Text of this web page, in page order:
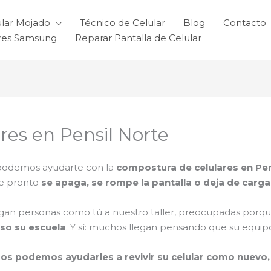
Mojado Técnico de Celular Blog
Contacto
Samsung
Reparar Pantalla de Celular
en Pensil Norte
ayudarte con la compostura de celulares en
pronto se apaga, se rompe la pantalla o deja de
personas como tú a nuestro taller, preocupadas
su escuela. Y sí: muchos llegan pensando que su
podemos ayudarles a revivir su celular como